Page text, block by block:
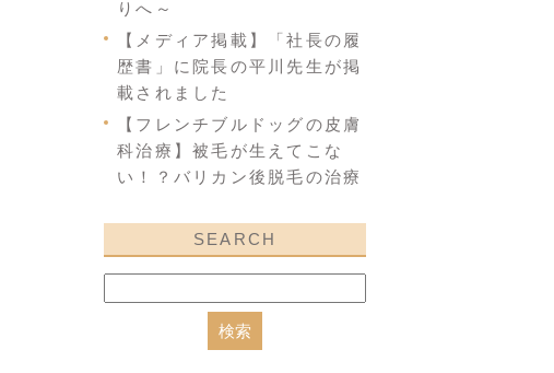
りへ～
【メディア掲載】「社長の履
歴書」に院長の平川先生が掲
載されました
【フレンチブルドッグの皮膚
科治療】被毛が生えてこな
い！？バリカン後脱毛の治療
SEARCH